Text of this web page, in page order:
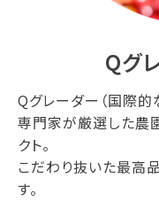
Qグ
Qグレーダー（国際
専門家が厳選した農
クト。
こだわり抜いた最高
す。